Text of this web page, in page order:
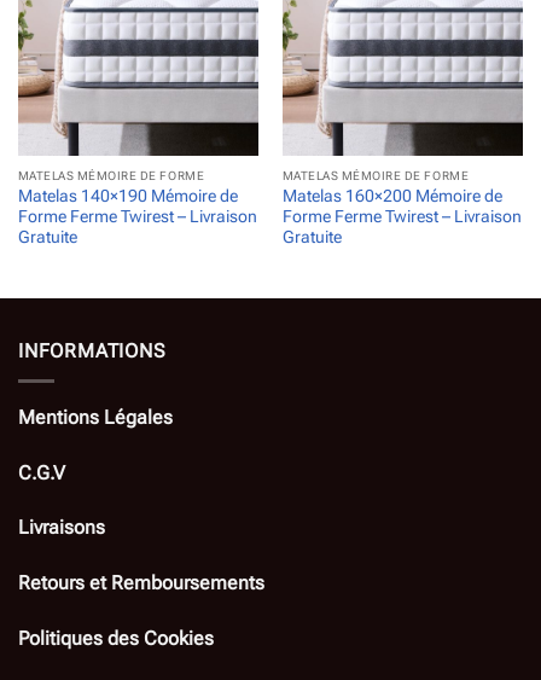
MATELAS MÉMOIRE DE FORME
Matelas 140×190 Mémoire de
Forme Ferme Twirest – Livraison
Gratuite
MATELAS MÉMOIRE DE FORME
Matelas 160×200 Mémoire de
Forme Ferme Twirest – Livraison
Gratuite
INFORMATIONS
Mentions Légales
C.G.V
Livraisons
Retours et Remboursements
Politiques des Cookies